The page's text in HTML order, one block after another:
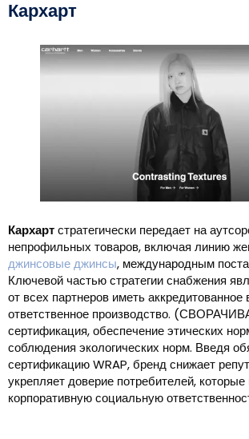
Кархарт
Кархартстратегически передает на
непрофильных товаров, включая линию
джинсовые джинсы, международным
Ключевой частью стратегии снабжения
от всех партнеров иметь
ответственное производство.
сертификация, обеспечение этических
соблюдения экологических норм. Введя
сертификацию WRAP, бренд снижает
укрепляет доверие потребителей, которые
корпоративную социальную